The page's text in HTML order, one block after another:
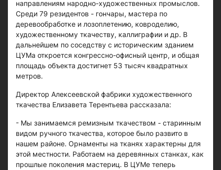
направлениям народно-художественных промыслов.
Среди 79 резидентов - гончары, мастера по
деревообработке и лозоплетению, ковроделию,
художественному ткачеству, каллиграфии и др. В
дальнейшем по соседству с историческим зданием
ЦУМа откроется конгрессно-офисный центр, и общая
площадь объекта достигнет 53 тысяч квадратных
метров.
Директор Алексеевской фабрики художественного
ткачества Елизавета Терентьева рассказала:
- Мы занимаемся ремизным ткачеством - старинным
видом ручного ткачества, которое было развито в
нашем районе. Орнаменты на тканях характерны для
этой местности. Работаем на деревянных станках, как
прошлые поколения мастериц. В ЦУМе теперь